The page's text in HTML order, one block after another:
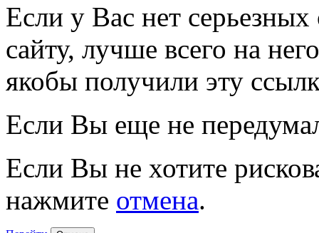
Если у Вас нет
сайту, лучше всего на
якобы получили эту
Если Вы еще не
Если Вы не хотите
нажмите отмена.